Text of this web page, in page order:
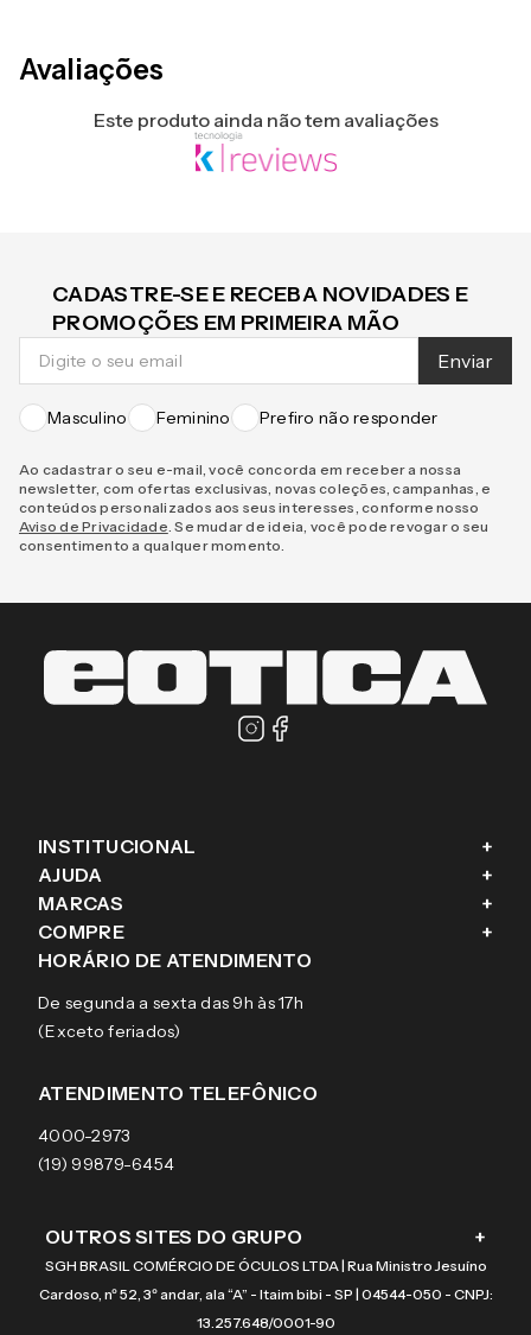
Avaliações
Este produto ainda não tem avaliações
CADASTRE-SE E RECEBA NOVIDADES E
PROMOÇÕES EM PRIMEIRA MÃO
Enviar
Masculino Feminino Prefiro não responder
Ao cadastrar o seu e-mail, você concorda em receber a nossa
newsletter, com ofertas exclusivas, novas coleções, campanhas, e
conteúdos personalizados aos seus interesses, conforme nosso
Aviso de Privacidade . Se mudar de ideia, você pode revogar o seu
consentimento a qualquer momento.
INSTITUCIONAL +
Sobre a eÓtica
Aviso de privacidade
Termos e condições de uso
AJUDA +
Trocas e Devoluções
Pagamentos
Garantias
MARCAS +
Ray-Ban
Tecnol
Arnette
Burberry
COMPRE +
Óculos de sol
Lentes de contato
HORÁRIO DE ATENDIMENTO
De segunda a sexta das 9h às 17h
(Exceto feriados)
ATENDIMENTO TELEFÔNICO
4000-2973
(19) 99879-6454
OUTROS SITES DO GRUPO +
SGH BRASIL COMÉRCIO DE ÓCULOS LTDA | Rua Ministro Jesuíno
Cardoso, nº 52, 3º andar, ala “A” - Itaim bibi - SP | 04544-050 - CNPJ:
13.257.648/0001-90